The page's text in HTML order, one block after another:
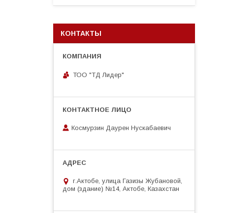
КОНТАКТЫ
ТОО "ТД Лидер"
Космурзин Даурен Нускабаевич
г.Актобе, улица Газизы Жубановой,
дом (здание) №14, Актобе, Казахстан